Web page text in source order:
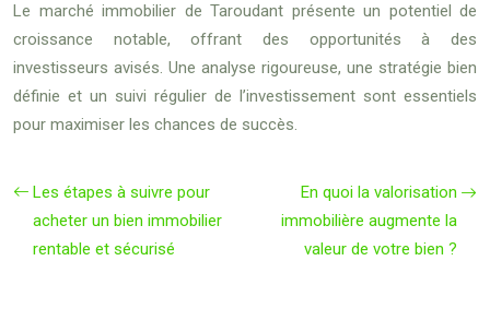
Le marché immobilier de Taroudant présente un potentiel de
croissance notable, offrant des opportunités à des
investisseurs avisés. Une analyse rigoureuse, une stratégie bien
définie et un suivi régulier de l’investissement sont essentiels
pour maximiser les chances de succès.
Les étapes à suivre pour
acheter un bien immobilier
rentable et sécurisé
En quoi la valorisation
immobilière augmente la
valeur de votre bien ?